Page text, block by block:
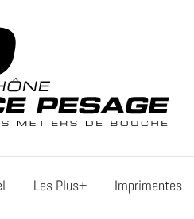
Les Plus+ Imprimantes